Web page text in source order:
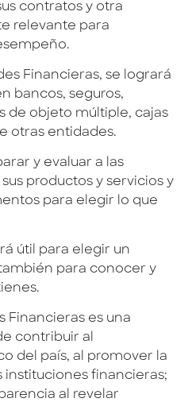
contratos y otra
relevante para
Financieras, se logrará
bancos, seguros,
de objeto múltiple, cajas
otras entidades.
y evaluar a las
productos y servicios y
para elegir lo que
útil para elegir un
para conocer y
Financieras es una
contribuir al
del país, al promover la
financieras;
al revelar